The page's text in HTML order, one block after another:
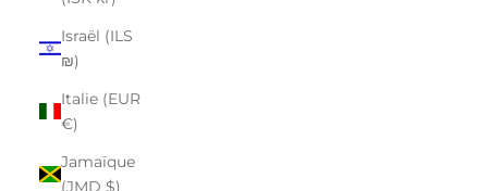
Israël (ILS
₪)
Italie (EUR
€)
Jamaïque
(JMD $)